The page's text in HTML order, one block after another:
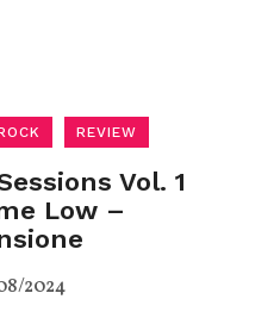
REVIEW
Vol. 1
Low –
2024